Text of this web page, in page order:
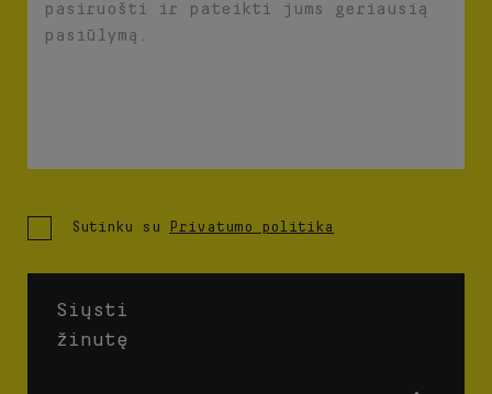
Sutinku su Privatumo politika
Siųsti
žinutę